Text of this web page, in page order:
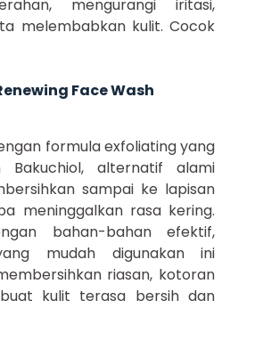
mengurangi iritasi,
melembabkan kulit. Cocok
Face Wash
formula exfoliating yang
Bakuchiol, alternatif alami
sampai ke lapisan
meninggalkan rasa kering.
bahan-bahan efektif,
mudah digunakan ini
riasan, kotoran
kulit terasa bersih dan